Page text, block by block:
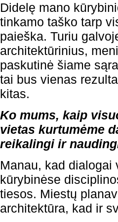
Didelę mano
tinkamo taško tarp
paieška. Turiu
architektūrinius,
paskutinė šiame
tai bus vienas
kitas.
Ko mums, kaip
vietas kurtumėme
reikalingi ir
Manau, kad dialogai
kūrybinėse
tiesos. Miestų
architektūra, kad ir